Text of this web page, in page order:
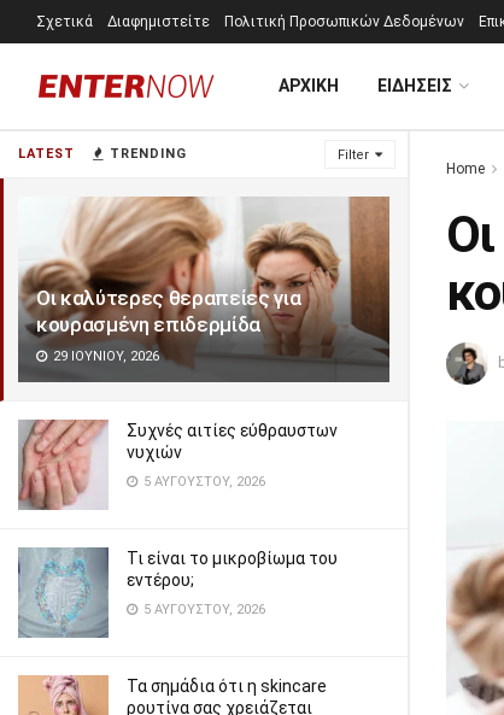
LATEST TRENDING Filter
Οι καλύτερες θεραπείες για
κουρασμένη επιδερμίδα
29 ΙΟΥΝΊΟΥ, 2026
Συχνές αιτίες εύθραυστων
νυχιών
5 ΑΥΓΟΎΣΤΟΥ, 2026
Τι είναι το μικροβίωμα του
εντέρου;
5 ΑΥΓΟΎΣΤΟΥ, 2026
Τα σημάδια ότι η skincare
ρουτίνα σας χρειάζεται
Σχετικά Διαφημιστείτε Πολιτική Προσωπικών Δεδομένων
ΑΡΧΙΚΗ ΕΙΔΗΣΕΙΣ
Home